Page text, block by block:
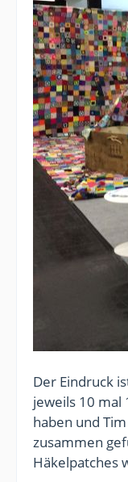
Der Eindruck
jeweils 10 mal
haben und
zusammen
Häkelpatches